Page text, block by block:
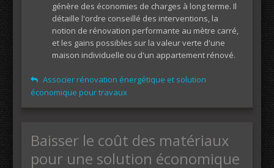
génère des économies de charges à long terme. Il
détaille l'ordre conseillé des interventions, la
notion de rénovation performante au mètre carré,
et les gains possibles sur la valeur verte d'une
maison individuelle ou d'un appartement rénové.
Associer rénovation énergétique et solution
économique pour travaux
Baisser le coût des matériaux
pour une solution économique